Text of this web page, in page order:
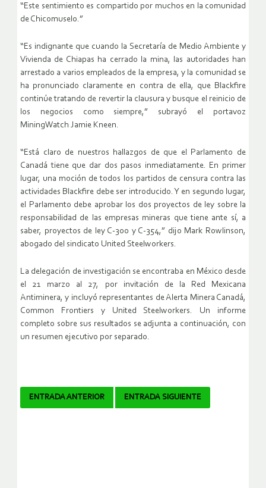
“Este sentimiento es compartido por muchos en la comunidad
de Chicomuselo.”
“Es indignante que cuando la Secretaría de Medio Ambiente y
Vivienda de Chiapas ha cerrado la mina, las autoridades han
arrestado a varios empleados de la empresa, y la comunidad se
ha pronunciado claramente en contra de ella, que Blackfire
continúe tratando de revertir la clausura y busque el reinicio de
los negocios como siempre,” subrayó el portavoz
MiningWatch Jamie Kneen.
“Está claro de nuestros hallazgos de que el Parlamento de
Canadá tiene que dar dos pasos inmediatamente. En primer
lugar, una moción de todos los partidos de censura contra las
actividades Blackfire debe ser introducido. Y en segundo lugar,
el Parlamento debe aprobar los dos proyectos de ley sobre la
responsabilidad de las empresas mineras que tiene ante sí, a
saber, proyectos de ley C-300 y C-354,” dijo Mark Rowlinson,
abogado del sindicato United Steelworkers.
La delegación de investigación se encontraba en México desde
el 21 marzo al 27, por invitación de la Red Mexicana
Antiminera, y incluyó representantes de Alerta Minera Canadá,
Common Frontiers y United Steelworkers. Un informe
completo sobre sus resultados se adjunta a continuación, con
un resumen ejecutivo por separado.
Navegador
ENTRADA ANTERIOR ENTRADA SIGUIENTE